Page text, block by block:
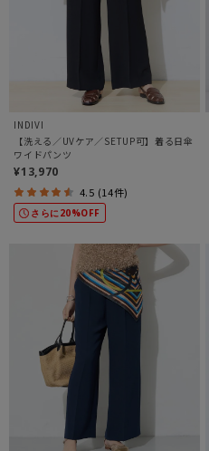
INDIVI
【洗える／UVケア／SETUP可】着る日傘
ワイドパンツ
¥13,970
4.5 (14件)
さらに20%OFF